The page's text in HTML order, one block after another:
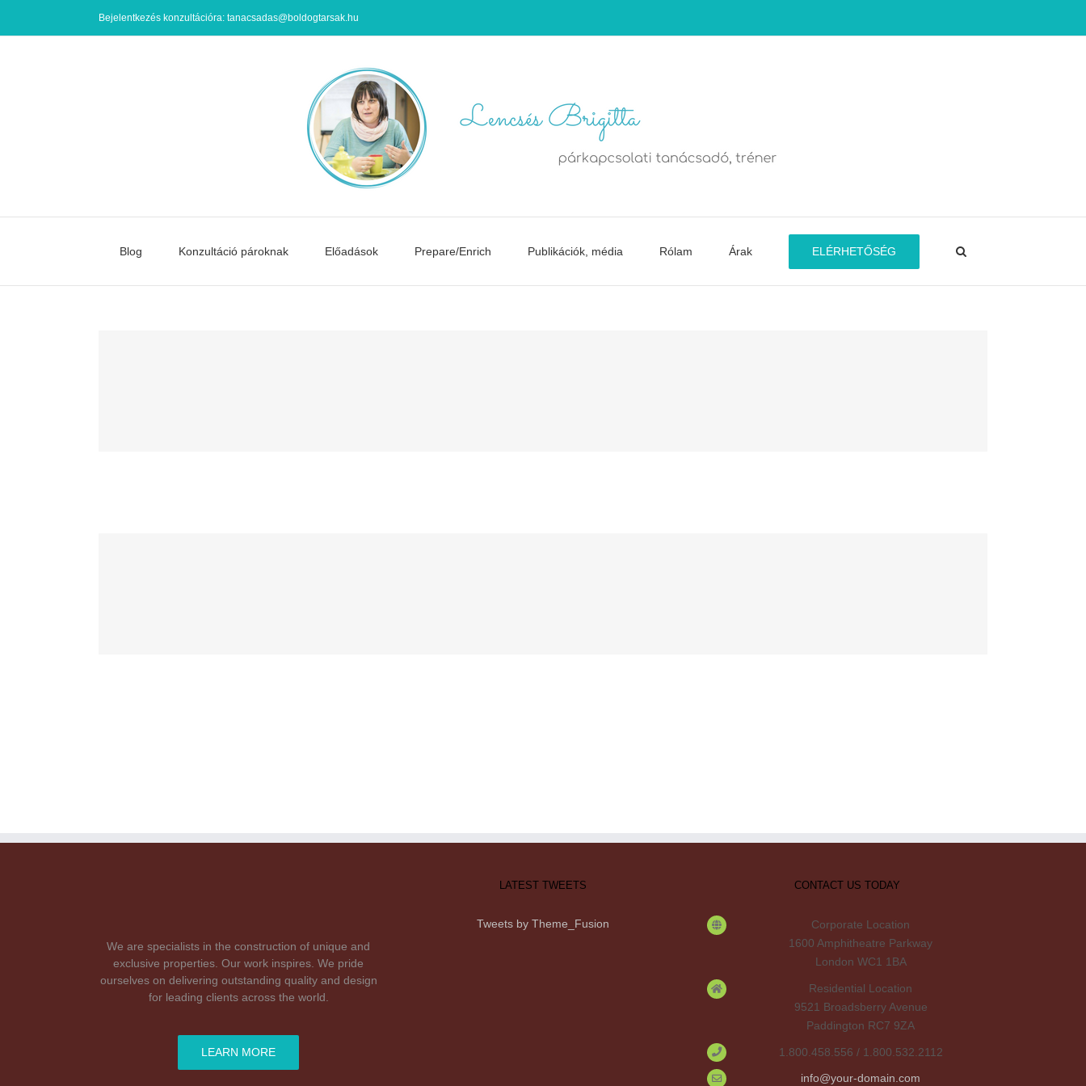
Bejelentkezés konzultációra: tanacsadas@boldogtarsak.hu
Blog Konzultáció pároknak Előadások Prepare/Enrich Publikációk, média Rólam Árak ELÉRHETŐSÉG
We are specialists in the construction of unique and
exclusive properties. Our work inspires. We pride
ourselves on delivering outstanding quality and design
for leading clients across the world.
LEARN MORE
LATEST TWEETS
Tweets by Theme_Fusion
CONTACT US TODAY
Corporate Location
1600 Amphitheatre Parkway
London WC1 1BA
Residential Location
9521 Broadsberry Avenue
Paddington RC7 9ZA
1.800.458.556 / 1.800.532.2112
info@your-domain.com